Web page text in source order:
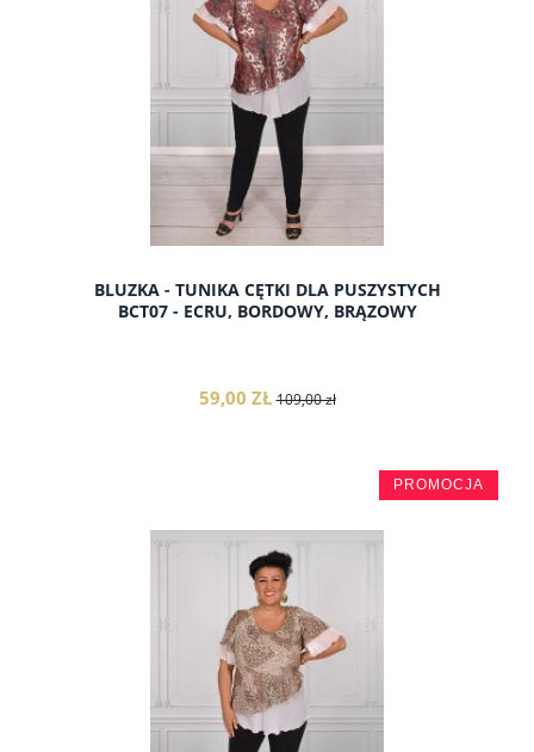
BLUZKA - TUNIKA CĘTKI DLA PUSZYSTYCH
BCT07 - ECRU, BORDOWY, BRĄZOWY
59,00 ZŁ 109,00 zł
do koszyka
PROMOCJA